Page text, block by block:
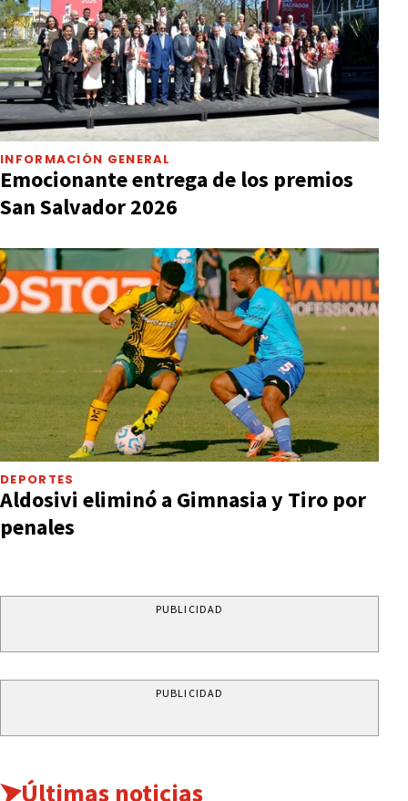
INFORMACIÓN GENERAL
Emocionante entrega de los premios
San Salvador 2026
DEPORTES
Aldosivi eliminó a Gimnasia y Tiro por
penales
PUBLICIDAD
PUBLICIDAD
Últimas noticias